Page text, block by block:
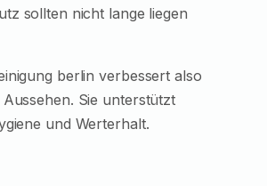
sollten nicht lange liegen
berlin verbessert also
Sie unterstützt
und Werterhalt.